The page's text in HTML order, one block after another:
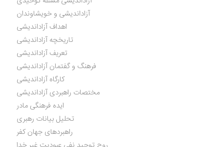
آزاداندیشی و خویشاوندان
اهداف آزاداندیشی
تاریخچه آزاداندیشی
تعریف آزاداندیشی
فرهنگ و گفتمان آزاداندیشی
کارگاه آزاداندیشی
مختصات راهبردی آزاداندیشی
ایده فرهنگی مادر
تحلیل بیانات رهبری
راهبردهای جهان کفر